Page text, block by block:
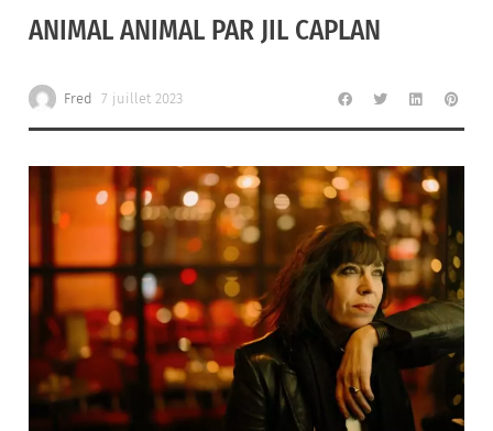
ANIMAL ANIMAL PAR JIL CAPLAN
Fred 7 juillet 2023